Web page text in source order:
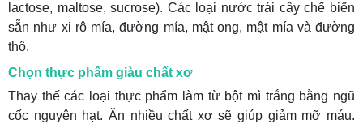
lactose, maltose, sucrose). Các loại nước trái cây chế biến
sẵn như xi rô mía, đường mía, mật ong, mật mía và đường
thô.
Chọn thực phẩm giàu chất xơ
Thay thế các loại thực phẩm làm từ bột mì trắng bằng ngũ
cốc nguyên hạt. Ăn nhiều chất xơ sẽ giúp giảm mỡ máu.